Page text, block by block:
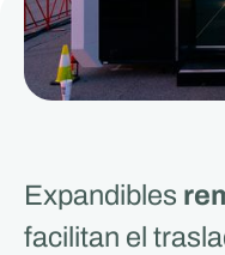
Expandibles
facilitan el